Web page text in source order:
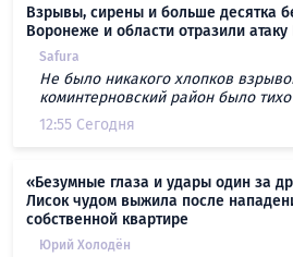
Взрывы, сирены и больше десятка
Воронеже и области отразили
Safura
Не было никакого хлопков
коминтерновский район было тихо
12:55 Сегодня
«Безумные глаза и удары один за
Лисок чудом выжила после
собственной квартире
Юрий Холодён